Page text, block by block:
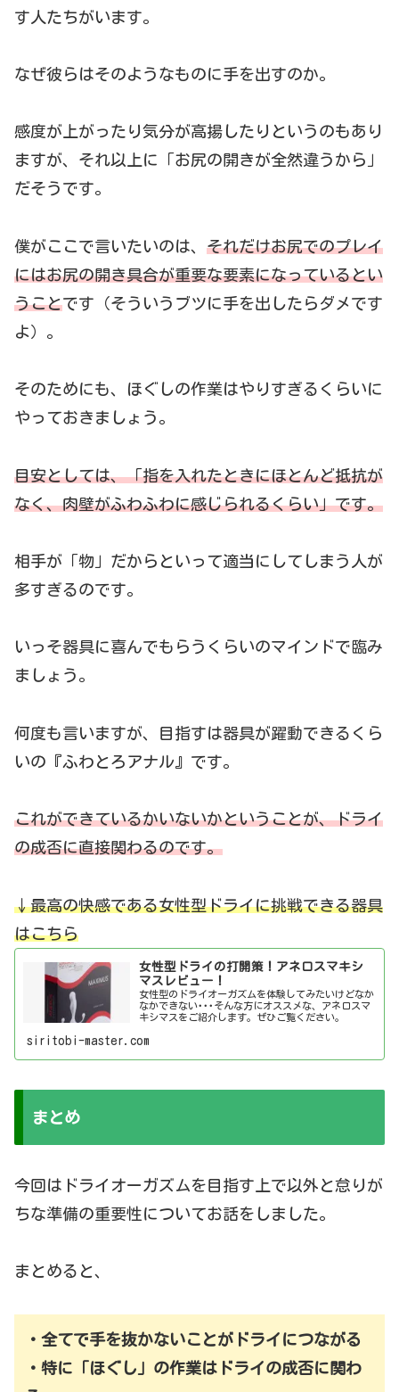
す人たちがいます。
なぜ彼らはそのようなものに手を出すのか。
感度が上がったり気分が高揚したりというのもあり
ますが、それ以上に「お尻の開きが全然違うから」
だそうです。
僕がここで言いたいのは、 それだけお尻でのプレイ
にはお尻の開き具合が重要な要素になっているとい
うことです（そういうブツに手を出したらダメです
よ）。
そのためにも、ほぐしの作業はやりすぎるくらいに
やっておきましょう。
目安としては、「指を入れたときにほとんど抵抗が
なく、肉壁がふわふわに感じられるくらい」です。
相手が「物」だからといって適当にしてしまう人が
多すぎるのです。
いっそ器具に喜んでもらうくらいのマインドで臨み
ましょう。
何度も言いますが、目指すは器具が躍動できるくら
いの『ふわとろアナル』です。
これができているかいないかということが、ドライ
の成否に直接関わるのです。
↓最高の快感である女性型ドライに挑戦できる器具
はこちら
女性型ドライの打開策！アネロスマキシ
マスレビュー！
女性型のドライオーガズムを体験してみたいけどなか
なかできない･･･そんな方にオススメな、アネロスマ
キシマスをご紹介します。ぜひご覧ください。
siritobi-master.com
まとめ
今回はドライオーガズムを目指す上で以外と怠りが
ちな準備の重要性についてお話をしました。
まとめると、
・全てで手を抜かないことがドライにつながる
・特に 「ほぐし」の作業は ドライの成否に関わ